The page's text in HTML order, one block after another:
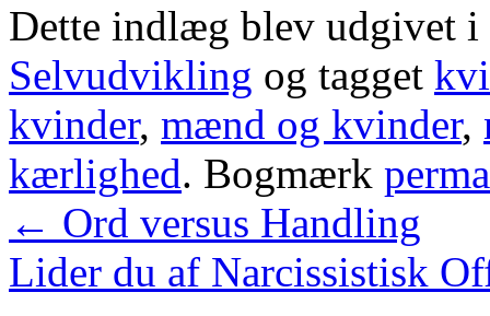
Dette indlæg blev udgivet i
Selvudvikling og tagget
kvinder, mænd og kvinder,
kærlighed. Bogmærk
← Ord versus Handling
Lider du af Narcissistisk